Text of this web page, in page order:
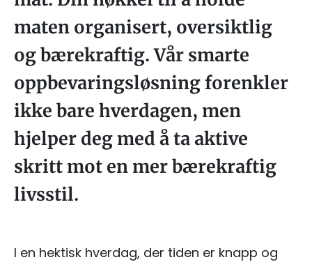
maten organisert, oversiktlig
og bærekraftig. Vår smarte
oppbevaringsløsning forenkler
ikke bare hverdagen, men
hjelper deg med å ta aktive
skritt mot en mer bærekraftig
livsstil.
I en hektisk hverdag, der tiden er knapp og